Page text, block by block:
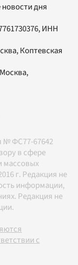
новости дня
ИНН
Коптевская
Москва,
№ ФС77-67642
в сфере
массовых
г. Редакция не
информации,
Редакция не
с